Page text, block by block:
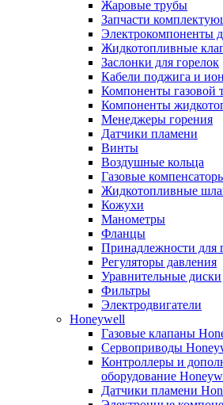
Жаровые трубы
Запчасти
Электрокомпоненты
Жидкотопливные
Заслонки для горелок
Кабели поджига и
Компоненты газовой
Компоненты
Менеджеры горения
Датчики пламени
Винты
Воздушные кольца
Газовые
Жидкотопливные
Кожухи
Манометры
Фланцы
Принадлежности для
Регуляторы давления
Уравнительные диски
Фильтры
Электродвигатели
Honeywell
Газовые клапаны
Сервоприводы
Контроллеры и
оборудование
Датчики пламени